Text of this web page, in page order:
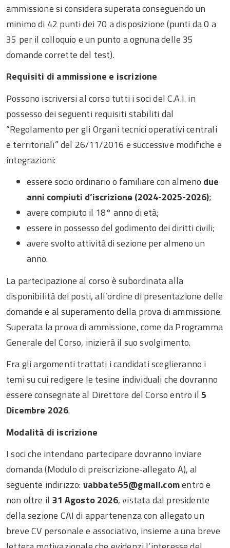
ammissione si considera superata conseguendo un
minimo di 42 punti dei 70 a disposizione (punti da 0 a
35 per il colloquio e un punto a ognuna delle 35
domande corrette del test).
Requisiti di ammissione e iscrizione
Possono iscriversi al corso tutti i soci del C.A.I. in
possesso dei seguenti requisiti stabiliti dal
“Regolamento per gli Organi tecnici operativi centrali
e territoriali” del 26/11/2016 e successive modifiche e
integrazioni:
essere socio ordinario o familiare con almeno due
anni compiuti d’iscrizione (2024-2025-2026);
avere compiuto il 18° anno di età;
essere in possesso del godimento dei diritti civili;
avere svolto attività di sezione per almeno un
anno.
La partecipazione al corso è subordinata alla
disponibilità dei posti, all’ordine di presentazione delle
domande e al superamento della prova di ammissione.
Superata la prova di ammissione, come da Programma
Generale del Corso, inizierà il suo svolgimento.
Fra gli argomenti trattati i candidati sceglieranno i
temi su cui redigere le tesine individuali che dovranno
essere consegnate al Direttore del Corso entro il 5
Dicembre 2026.
Modalità di iscrizione
I soci che intendano partecipare dovranno inviare
domanda (Modulo di preiscrizione-allegato A), al
seguente indirizzo: vabbate55@gmail.comentro e
non oltre il 31 Agosto 2026, vistata dal presidente
della sezione CAI di appartenenza con allegato un
breve CV personale e associativo, insieme a una breve